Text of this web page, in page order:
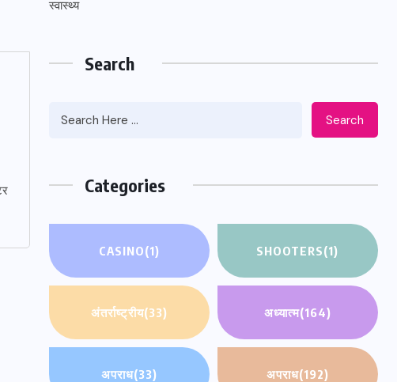
स्वास्थ्य
Search
Search
Categories
CASINO(1) SHOOTERS(1)
अंतर्राष्ट्रीय(33) अध्यात्म(164)
अपराध(33) अपराध(192)